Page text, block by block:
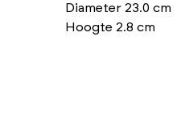
Diameter 23.0 cm
Hoogte 2.8 cm